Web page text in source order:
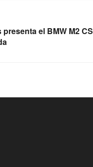
el BMW M2 CS